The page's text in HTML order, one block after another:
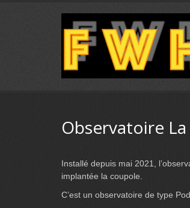
Observatoire La
Installé depuis mai 2021,
implantée la coupole.
C’est un observatoire de type